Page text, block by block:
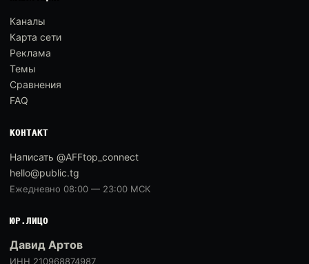
Каналы
Карта сети
Реклама
Темы
Сравнения
FAQ
КОНТАКТ
Написать @AFFtop_connect
hello@public.tg
Ежедневно 08:00 — 23:00 МСК
ЮР.ЛИЦО
Давид Артов
ИНН 210968874987